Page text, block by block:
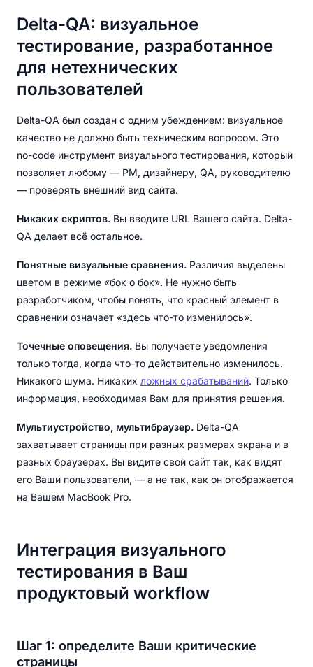
Delta-QA: визуальное
тестирование, разработанное
для нетехнических
пользователей
Delta-QA был создан с одним убеждением: визуальное
качество не должно быть техническим вопросом. Это
no-code инструмент визуального тестирования, который
позволяет любому — PM, дизайнеру, QA, руководителю
— проверять внешний вид сайта.
Никаких скриптов. Вы вводите URL Вашего сайта. Delta-
QA делает всё остальное.
Понятные визуальные сравнения. Различия выделены
цветом в режиме «бок о бок». Не нужно быть
разработчиком, чтобы понять, что красный элемент в
сравнении означает «здесь что-то изменилось».
Точечные оповещения. Вы получаете уведомления
только тогда, когда что-то действительно изменилось.
Никакого шума. Никаких ложных срабатываний. Только
информация, необходимая Вам для принятия решения.
Мультиустройство, мультибраузер. Delta-QA
захватывает страницы при разных размерах экрана и в
разных браузерах. Вы видите свой сайт так, как видят
его Ваши пользователи, — а не так, как он отображается
на Вашем MacBook Pro.
Интеграция визуального
тестирования в Ваш
продуктовый workflow
Шаг 1: определите Ваши критические
страницы